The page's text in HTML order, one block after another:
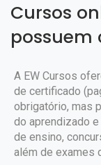
Cursos
possuem
A EW Cursos
de certificado
obrigatório, mas
do aprendizado
de ensino,
além de exames